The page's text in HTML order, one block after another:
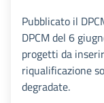
Pubblicato il
DPCM del 6
progetti da
riqualificazione
degradate.